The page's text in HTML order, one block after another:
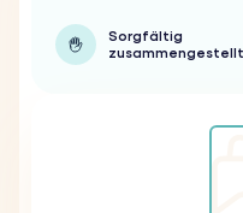
Sorgfältig
zusammengestellt